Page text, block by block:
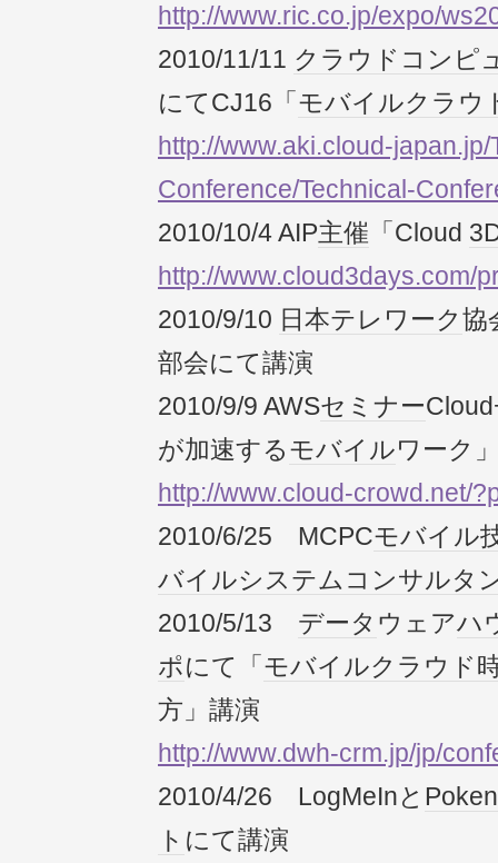
http://www.ric.co.jp/expo/
2010/11/11 クラウドコンピ
にてCJ16「 モバイルクラウ
http://www.aki.cloud-japan.jp/
Conference/Technical-
2010/10/4 AIP主催 「Cloud
http://www.cloud3days.com/
2010/9/10 日本テレワーク協
部会にて講演
2010/9/9 AWSセミナー
が加速するモバイルワーク
http://www.cloud-crowd.net/
2010/6/25 MCPCモバイル
バイルシステムコンサルタ
2010/5/13 データ ウェアハ
ポにて「 モバイルクラウド
方」講演
http://www.dwh-crm.jp/jp/
2010/4/26 LogMeInと Poken
ト にて講演